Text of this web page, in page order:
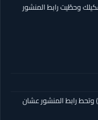
وحطّيت رابط المنشور
لازم تشارك تشكيلك بشكل عام (Public) وتحط رابط المنشور عشان